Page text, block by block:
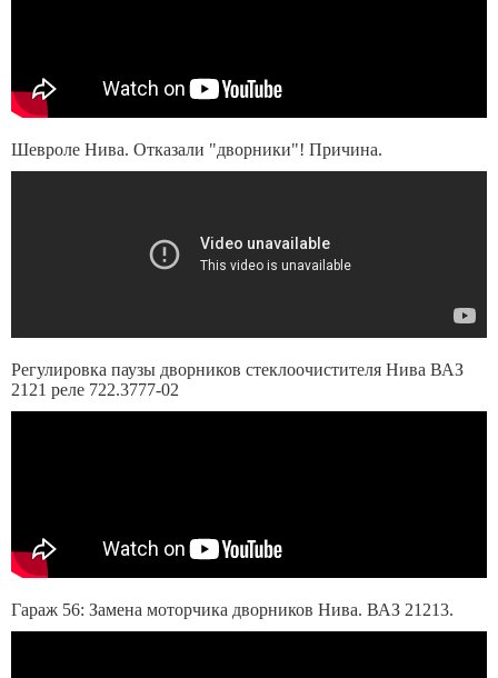
Шевроле Нива. Отказали "дворники"! Причина.
Регулировка паузы дворников стеклоочистителя Нива ВАЗ
2121 реле 722.3777-02
Гараж 56: Замена моторчика дворников Нива. ВАЗ 21213.